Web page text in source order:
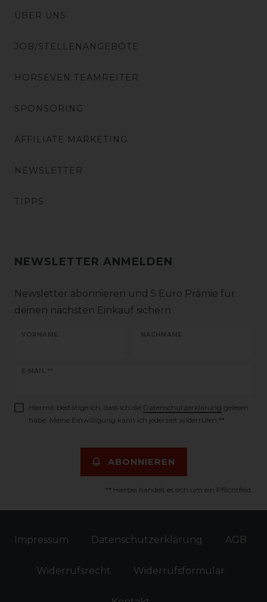
ÜBER UNS
JOB/STELLENANGEBOTE
HORSEVEN TEAMREITER
SPONSORING
AFFILIATE MARKETING
NEWSLETTER
TIPPS
NEWSLETTER ANMELDEN
Newsletter abonnieren und 5 Euro Prämie für
deinen nächsten Einkauf sichern
VORNAME NACHNAME
E-MAIL **
Newsletter
Hiermit bestätige ich, dass ich die Daten­schutz­erklärung gelesen
habe. Meine Einwilligung kann ich jederzeit widerrufen.**
ABONNIEREN
** Hierbei handelt es sich um ein Pflichtfeld.
Impressum Daten­schutz­erklärung AGB
Widerrufs­recht Widerrufs­formular